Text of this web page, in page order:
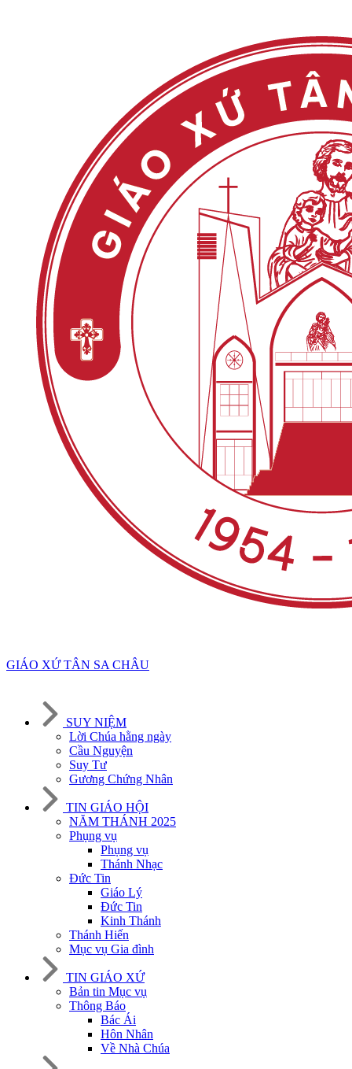
GIÁO XỨ TÂN SA CHÂU
SUY NIỆM
Lời Chúa hằng ngày
Cầu Nguyện
Suy Tư
Gương Chứng Nhân
TIN GIÁO HỘI
NĂM THÁNH 2025
Phụng vụ
Phụng vụ
Thánh Nhạc
Đức Tin
Giáo Lý
Đức Tin
Kinh Thánh
Thánh Hiến
Mục vụ Gia đình
TIN GIÁO XỨ
Bản tin Mục vụ
Thông Báo
Bác Ái
Hôn Nhân
Về Nhà Chúa